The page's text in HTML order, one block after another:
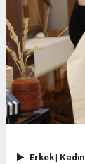
Erkek| Kadın